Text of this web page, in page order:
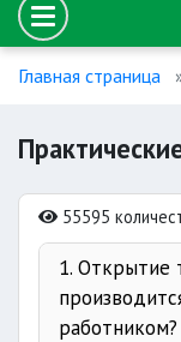
Главная страница
55595
1. Открытие
работником?